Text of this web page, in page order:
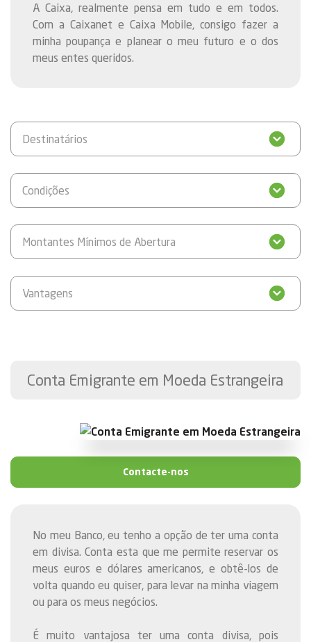
A Caixa, realmente pensa em tudo e em todos.
Com a Caixanet e Caixa Mobile, consigo fazer a
minha poupança e planear o meu futuro e o dos
meus entes queridos.
Destinatários
Condições
Montantes Mínimos de Abertura
Vantagens
Conta Emigrante em Moeda Estrangeira
Contacte-nos
No meu Banco, eu tenho a opção de ter uma conta
em divisa. Conta esta que me permite reservar os
meus euros e dólares americanos, e obtê-los de
volta quando eu quiser, para levar na minha viagem
ou para os meus negócios.
É muito vantajosa ter uma conta divisa, pois